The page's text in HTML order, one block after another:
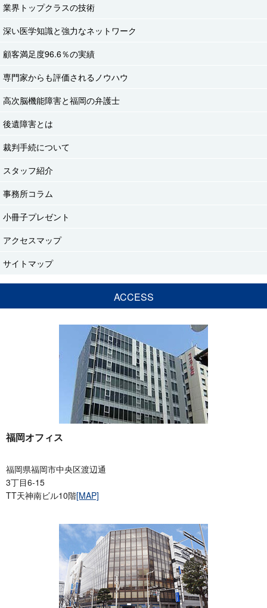
業界トップクラスの技術
深い医学知識と強力なネットワーク
顧客満足度96.6％の実績
専門家からも評価されるノウハウ
高次脳機能障害と福岡の弁護士
後遺障害とは
裁判手続について
スタッフ紹介
事務所コラム
小冊子プレゼント
アクセスマップ
サイトマップ
ACCESS
福岡オフィス
福岡県福岡市中央区渡辺通
3丁目6-15
TT天神南ビル10階[MAP]